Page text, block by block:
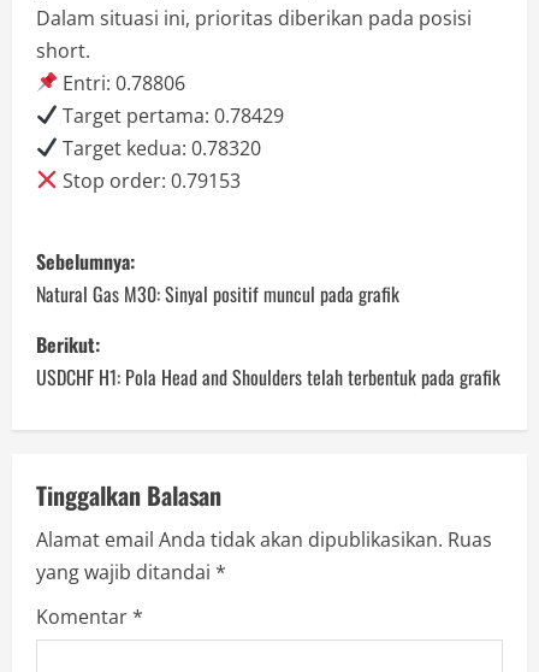
Dalam situasi ini, prioritas diberikan pada posisi
short.
Entri: 0.78806
Target pertama: 0.78429
Target kedua: 0.78320
Stop order: 0.79153
P
o
s
t
a
v
i
g
Sebelumnya:
Natural Gas M30: Sinyal positif muncul pada grafik
Berikut:
USDCHF H1: Pola Head and Shoulders telah terbentuk pada grafik
Tinggalkan Balasan
Alamat email Anda tidak akan dipublikasikan. Ruas
yang wajib ditandai *
Komentar*